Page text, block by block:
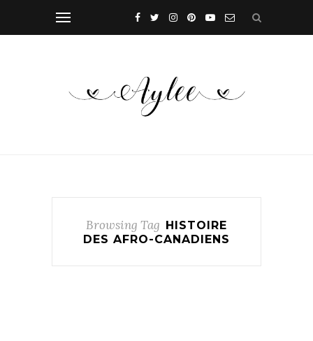
Browsing Tag
HISTOIRE
DES AFRO-CANADIENS